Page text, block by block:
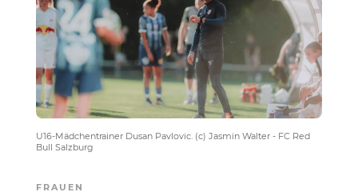
U16-Mädchentrainer Dusan Pavlovic. (c) Jasmin Walter - FC Red
Bull Salzburg
FRAUEN